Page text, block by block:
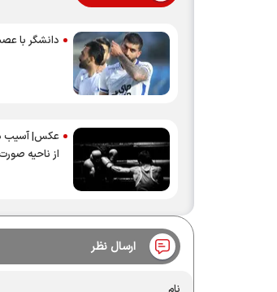
دانشگر با
عکس| آسیب
از ناحیه
ارسال نظر